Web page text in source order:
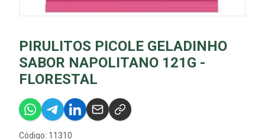
PIRULITOS PICOLE GELADINHO
SABOR NAPOLITANO 121G -
FLORESTAL
Código: 11310